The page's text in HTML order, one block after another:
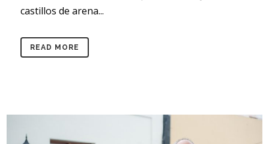
castillos de arena...
READ MORE